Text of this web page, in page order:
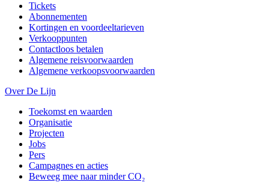
Tickets
Abonnementen
Kortingen en voordeeltarieven
Verkooppunten
Contactloos betalen
Algemene reisvoorwaarden
Algemene verkoopsvoorwaarden
Over De Lijn
Toekomst en waarden
Organisatie
Projecten
Jobs
Pers
Campagnes en acties
Beweeg mee naar minder CO₂